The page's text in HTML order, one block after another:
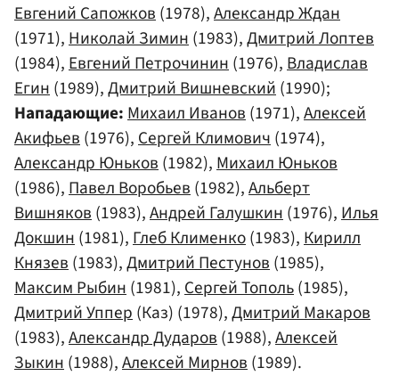
Евгений Сапожков(1978),Александр Ждан
(1971),Николай Зимин(1983),Дмитрий Лоптев
(1984),Евгений Петрочинин(1976),Владислав
Егин(1989),Дмитрий Вишневский(1990);
Нападающие:Михаил Иванов(1971),Алексей
Акифьев(1976),Сергей Климович(1974),
Александр Юньков(1982),Михаил Юньков
(1986),Павел Воробьев(1982),Альберт
Вишняков(1983),Андрей Галушкин(1976),Илья
Докшин(1981),Глеб Клименко(1983),Кирилл
Князев(1983),Дмитрий Пестунов(1985),
Максим Рыбин(1981),Сергей Тополь(1985),
Дмитрий Уппер(Каз) (1978),Дмитрий Макаров
(1983),Александр Дударов(1988),Алексей
Зыкин(1988),Алексей Мирнов(1989).